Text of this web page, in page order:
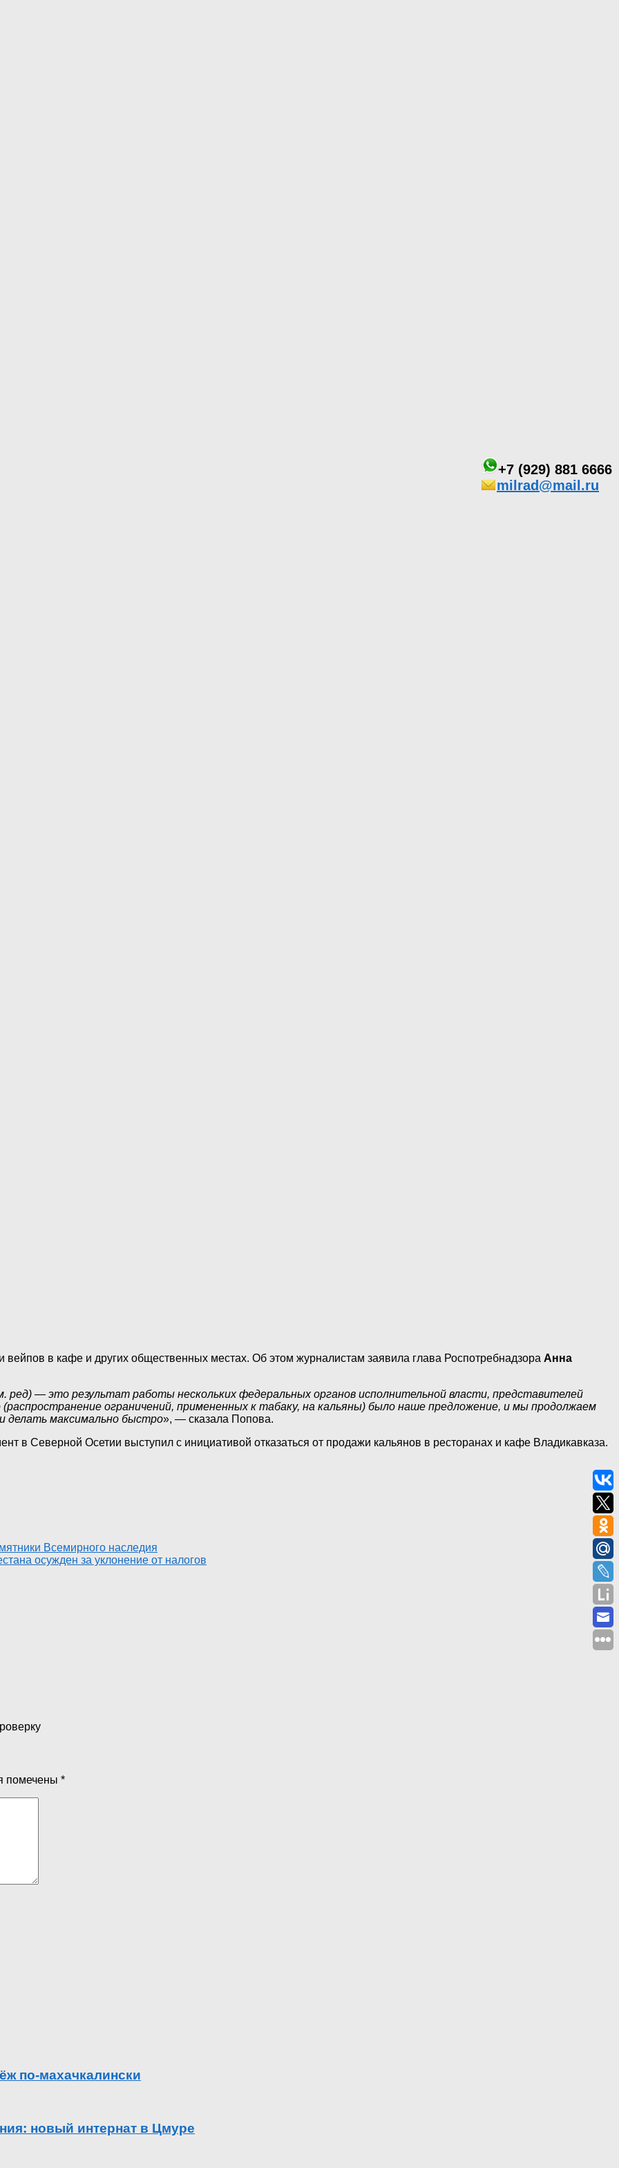
+7 (929) 881 6666
milrad@mail.ru
в кафе и других общественных местах. Об этом журналистам заявила глава Роспотребнадзора Анна
— это результат работы нескольких федеральных органов исполнительной власти, представителей
ограничений, примененных к табаку, на кальяны) было наше предложение, и мы продолжаем
делать максимально быстро», — сказала Попова.
в Северной Осетии выступил с инициативой отказаться от продажи кальянов в ресторанах и кафе Владикавказа.
Всемирного наследия
осужден за уклонение от налогов
помечены *
по-махачкалински
новый интернат в Цмуре